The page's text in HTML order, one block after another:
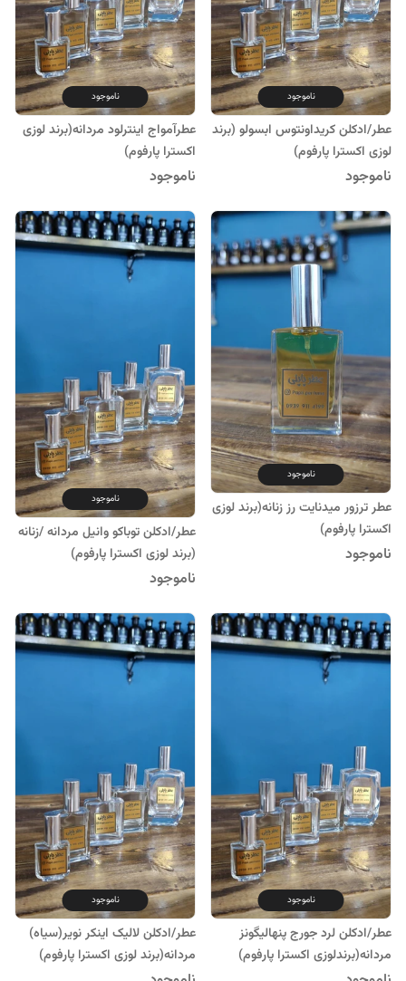
ناموجود
عطر/ادکلن کریداونتوس ابسولو (برند
لوزی اکسترا پارفوم)
ناموجود
ناموجود
عطرآمواج اینترلود مردانه(برند لوزی
اکسترا پارفوم)
ناموجود
ناموجود
عطر ترزور میدنایت رز زنانه(برند لوزی
اکسترا پارفوم)
ناموجود
ناموجود
عطر/ادکلن توباکو وانیل مردانه /زنانه
(برند لوزی اکسترا پارفوم)
ناموجود
ناموجود
عطر/ادکلن لرد جورج پنهالیگونز
مردانه(برندلوزی اکسترا پارفوم)
ناموجود
عطر/ادکلن لالیک اینکر نویر(سیاه)
مردانه(برند لوزی اکسترا پارفوم)